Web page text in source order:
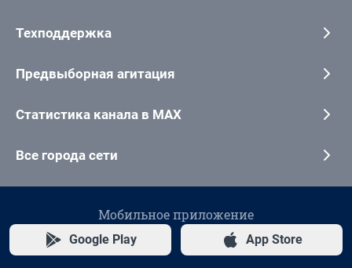
Техподдержка
Предвыборная агитация
Статистика канала в MAX
Все города сети
Мобильное приложение
Google Play App Store